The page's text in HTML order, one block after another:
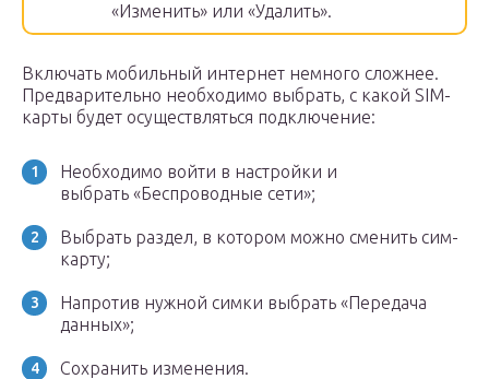
«Изменить» или «Удалить».
Включать мобильный интернет немного сложнее.
Предварительно необходимо выбрать, с какой SIM-
карты будет осуществляться подключение:
Необходимо войти в настройки и
выбрать «Беспроводные сети»;
Выбрать раздел, в котором можно сменить сим-
карту;
Напротив нужной симки выбрать «Передача
данных»;
Сохранить изменения.